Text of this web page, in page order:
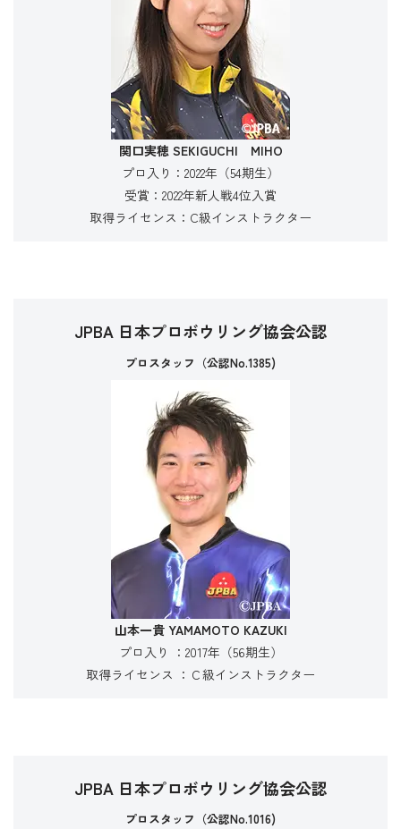
関口実穂 SEKIGUCHI MIHO
プロ入り：2022年（54期生）
受賞：2022年新人戦4位入賞
取得ライセンス：C級インストラクター
JPBA 日本プロボウリング協会公認
プロスタッフ（公認No.1385)
山本一貴 YAMAMOTO KAZUKI
プロ入り ：2017年（56期生）
取得ライセンス ：Ｃ級インストラクター
JPBA 日本プロボウリング協会公認
プロスタッフ（公認No.1016)